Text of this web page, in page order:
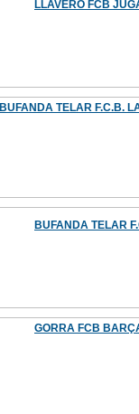
LLAVERO FCB
BUFANDA TELAR F.C.B.
BUFANDA TELAR
GORRA FCB